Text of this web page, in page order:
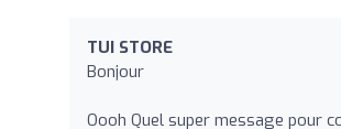
TUI STORE
Bonjour
Oooh Quel super message pour